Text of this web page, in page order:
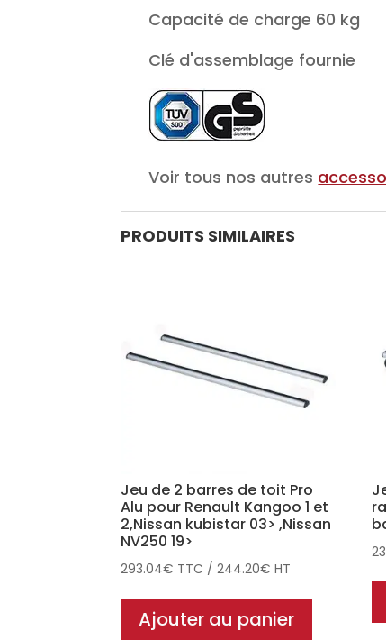
Capacité de charge 60 kg
Clé d'assemblage fournie
Voir tous nos autres
PRODUITS SIMILAIRES
Jeu de 2 barres de toit Pro
Alu pour Renault Kangoo 1 et
2,Nissan kubistar 03> ,Nissan
NV250 19>
293.04€ TTC /244.20€ HT
Ajouter au panier